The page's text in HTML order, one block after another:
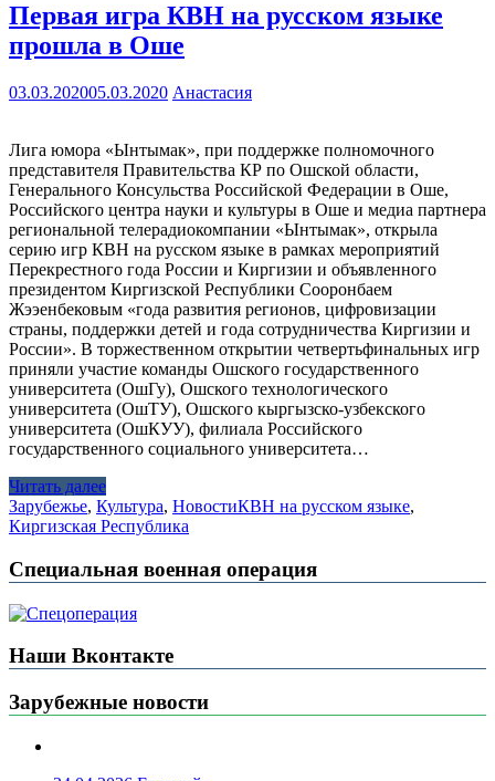
Первая игра КВН на русском языке
прошла в Оше
03.03.202005.03.2020 Анастасия
Лига юмора «Ынтымак», при поддержке полномочного
представителя Правительства КР по Ошской области,
Генерального Консульства Российской Федерации в Оше,
Российского центра науки и культуры в Оше и медиа партнера
региональной телерадиокомпании «Ынтымак», открыла
серию игр КВН на русском языке в рамках мероприятий
Перекрестного года России и Киргизии и объявленного
президентом Киргизской Республики Сооронбаем
Жээенбековым «года развития регионов, цифровизации
страны, поддержки детей и года сотрудничества Киргизии и
России». В торжественном открытии четвертьфинальных игр
приняли участие команды Ошского государственного
университета (ОшГу), Ошского технологического
университета (ОшТУ), Ошского кыргызско-узбекского
университета (ОшКУУ), филиала Российского
государственного социального университета…
Читать далее
Зарубежье, Культура, НовостиКВН на русском языке,
Киргизская Республика
Специальная военная операция
Наши Вконтакте
Зарубежные новости